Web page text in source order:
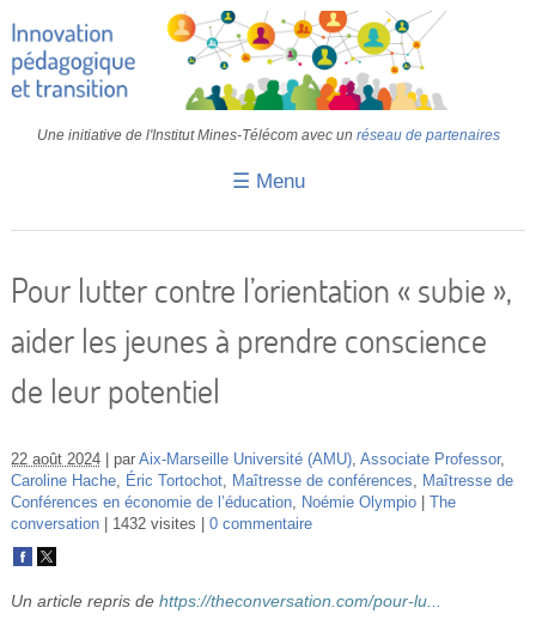
Une initiative de l'Institut Mines-Télécom avec un réseau de partenaires
☰ Menu
Transition
IMT
Colloques
S’inscrire
Pour lutter contre l’orientation « subie »,
aider les jeunes à prendre conscience
de leur potentiel
22 août 2024 par Aix-Marseille Université (AMU), Associate Professor,
Caroline Hache, Éric Tortochot, Maîtresse de conférences
Maîtresse de
Conférences en économie de l’éducation, Noémie Olympio
The
conversation
1432 visites 0 commentaire
Un article repris de https://theconversation.com/pour-lu...